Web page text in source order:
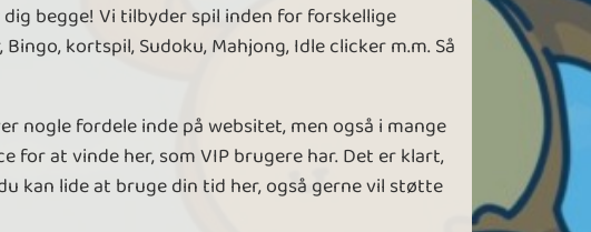
begge! Vi tilbyder spil inden for forskellige
kortspil, Sudoku, Mahjong, Idle clicker m.m. Så
nogle fordele inde på websitet, men også i mange
for at vinde her, som VIP brugere har. Det er klart,
kan lide at bruge din tid her, også gerne vil støtte